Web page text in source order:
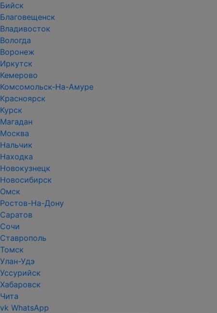
Бийск
Благовещенск
Владивосток
Вологда
Воронеж
Иркутск
Кемерово
Комсомольск-На-Амуре
Красноярск
Курск
Магадан
Москва
Нальчик
Находка
Новокузнецк
Новосибирск
Омск
Ростов-На-Дону
Саратов
Сочи
Ставрополь
Томск
Улан-Удэ
Уссурийск
Хабаровск
Чита
vk WhatsApp